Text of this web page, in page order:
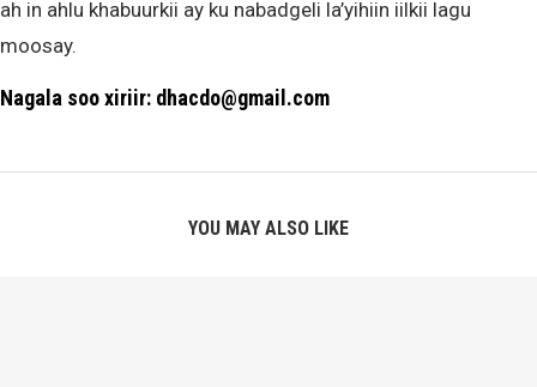
ah in ahlu khabuurkii ay ku nabadgeli la’yihiin iilkii lagu
moosay.
Nagala soo xiriir: dhacdo@gmail.com
YOU MAY ALSO LIKE